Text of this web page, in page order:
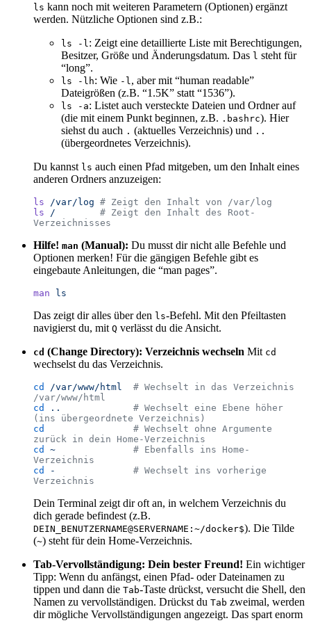
ls kann noch mit weiteren Parametern (Optionen) ergänzt
werden. Nützliche Optionen sind z.B.:
ls -l: Zeigt eine detaillierte Liste mit Berechtigungen,
Besitzer, Größe und Änderungsdatum. Das l steht für
“long”.
ls -lh: Wie -l, aber mit “human readable”
Dateigrößen (z.B. “1.5K” statt “1536”).
ls -a: Listet auch versteckte Dateien und Ordner auf
(die mit einem Punkt beginnen, z.B. .bashrc). Hier
siehst du auch . (aktuelles Verzeichnis) und ..
(übergeordnetes Verzeichnis).
Du kannst ls auch einen Pfad mitgeben, um den Inhalt eines
anderen Ordners anzuzeigen:
ls /var/log # Zeigt den Inhalt von /var/log
ls /
        # Zeigt den Inhalt des Root-
Verzeichnisses
Hilfe! man (Manual): Du musst dir nicht alle Befehle und
Optionen merken! Für die gängigen Befehle gibt es
eingebaute Anleitungen, die “man pages”.
man ls
Das zeigt dir alles über den ls-Befehl. Mit den Pfeiltasten
navigierst du, mit Q verlässt du die Ansicht.
cd (Change Directory): Verzeichnis wechseln Mit cd
wechselst du das Verzeichnis.
cd /var/www/html
  # Wechselt in das Verzeichnis
/var/www/html
cd
..
             # Wechselt eine Ebene höher
(ins übergeordnete Verzeichnis)
cd
                # Wechselt ohne Argumente
zurück in dein Home-Verzeichnis
cd
~
              # Ebenfalls ins Home-
Verzeichnis
cd
-
              # Wechselt ins vorherige
Verzeichnis
Dein Terminal zeigt dir oft an, in welchem Verzeichnis du
dich gerade befindest (z.B.
DEIN_BENUTZERNAME@SERVERNAME:~/docker$). Die Tilde
(~) steht für dein Home-Verzeichnis.
Tab-Vervollständigung: Dein bester Freund! Ein wichtiger
Tipp: Wenn du anfängst, einen Pfad- oder Dateinamen zu
tippen und dann die Tab-Taste drückst, versucht die Shell, den
Namen zu vervollständigen. Drückst du Tab zweimal, werden
dir mögliche Vervollständigungen angezeigt. Das spart enorm